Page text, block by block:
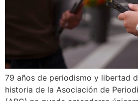
79 años de periodismo y libertad
historia de la Asociación de